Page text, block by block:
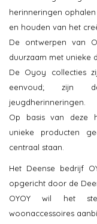
herinneringen
en houden van het
De ontwerpen van
duurzaam met unieke
De Oyoy collecties
eenvoud; zijn
jeugdherinneringen.
Op basis van deze
unieke producten
centraal staan.
Het Deense bedrijf
opgericht door de
OYOY wil het
woonaccessoires